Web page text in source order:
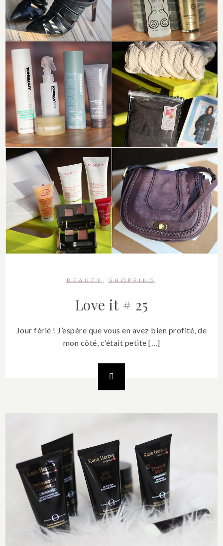
BEAUTY SHOPPING
Love it # 25
Jour férié ! J’espère que vous en avez bien profité, de
mon côté, c’était petite […]